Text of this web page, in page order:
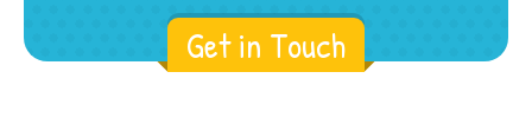
Get in Touch